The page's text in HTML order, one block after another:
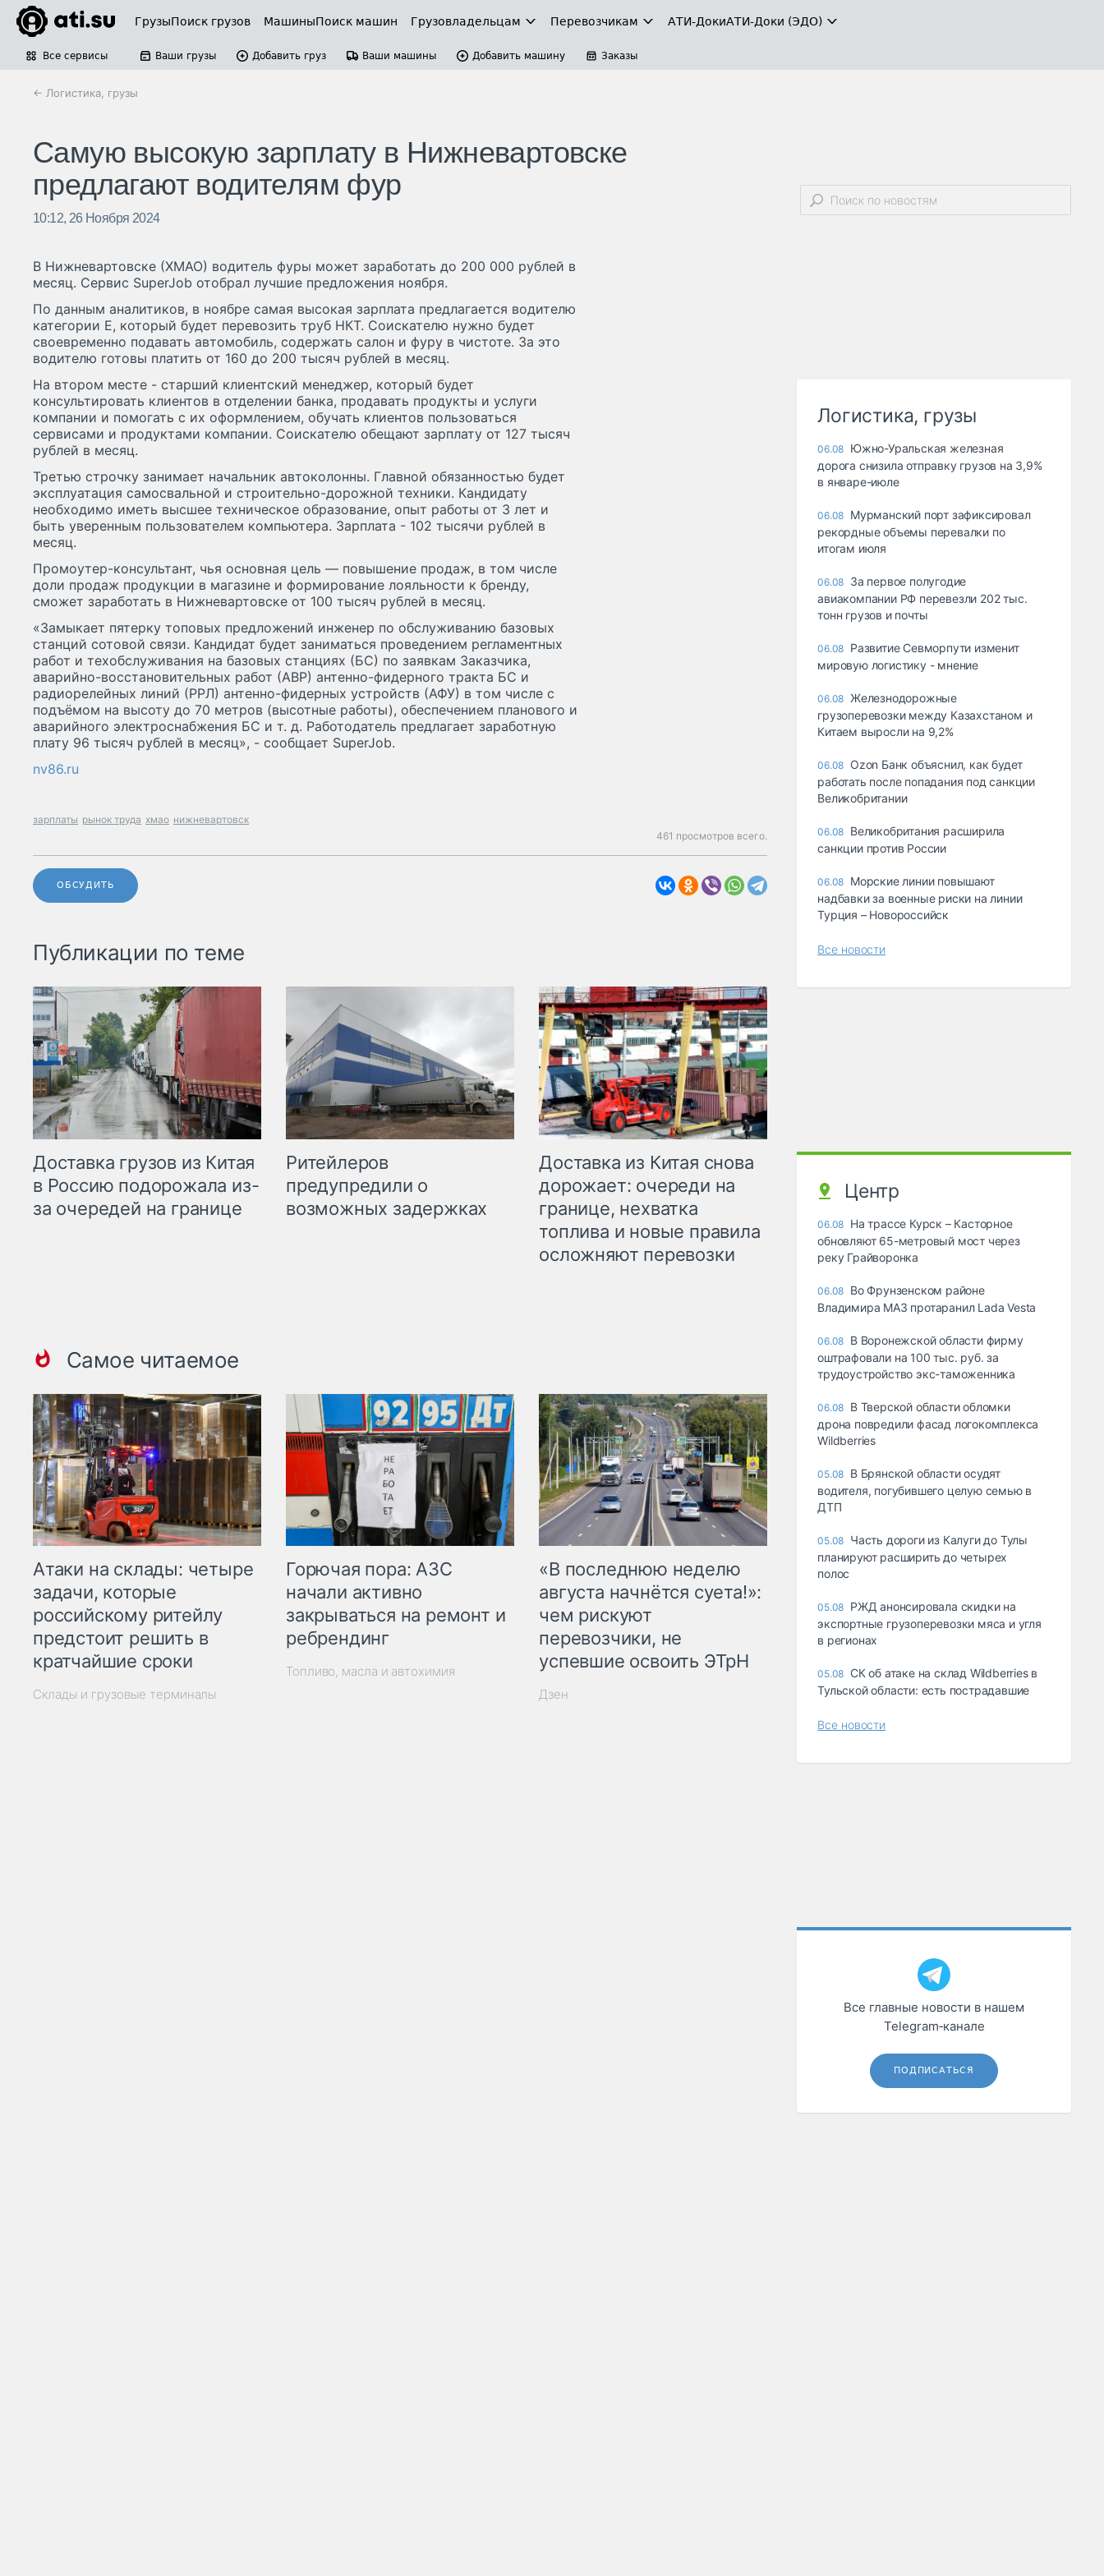
ГрузыПоиск грузов МашиныПоиск машин Грузовладельцам Перевозчикам АТИ-ДокиАТИ-Доки (ЭДО)
Все сервисы Ваши грузы Добавить груз Ваши машины Добавить машину Заказы
← Логистика, грузы
Самую высокую зарплату в Нижневартовске
предлагают водителям фур
10:12, 26 Ноября 2024
В Нижневартовске (ХМАО) водитель фуры может заработать до 200 000 рублей в
месяц. Сервис SuperJob отобрал лучшие предложения ноября.
По данным аналитиков, в ноябре самая высокая зарплата предлагается водителю
категории Е, который будет перевозить труб НКТ. Соискателю нужно будет
своевременно подавать автомобиль, содержать салон и фуру в чистоте. За это
водителю готовы платить от 160 до 200 тысяч рублей в месяц.
На втором месте - старший клиентский менеджер, который будет
консультировать клиентов в отделении банка, продавать продукты и услуги
компании и помогать с их оформлением, обучать клиентов пользоваться
сервисами и продуктами компании. Соискателю обещают зарплату от 127 тысяч
рублей в месяц.
Третью строчку занимает начальник автоколонны. Главной обязанностью будет
эксплуатация самосвальной и строительно-дорожной техники. Кандидату
необходимо иметь высшее техническое образование, опыт работы от 3 лет и
быть уверенным пользователем компьютера. Зарплата - 102 тысячи рублей в
месяц.
Промоутер-консультант, чья основная цель — повышение продаж, в том числе
доли продаж продукции в магазине и формирование лояльности к бренду,
сможет заработать в Нижневартовске от 100 тысяч рублей в месяц.
«Замыкает пятерку топовых предложений инженер по обслуживанию базовых
станций сотовой связи. Кандидат будет заниматься проведением регламентных
работ и техобслуживания на базовых станциях (БС) по заявкам Заказчика,
аварийно-восстановительных работ (АВР) антенно-фидерного тракта БС и
радиорелейных линий (РРЛ) антенно-фидерных устройств (АФУ) в том числе с
подъёмом на высоту до 70 метров (высотные работы), обеспечением планового и
аварийного электроснабжения БС и т. д. Работодатель предлагает заработную
плату 96 тысяч рублей в месяц», - сообщает SuperJob.
nv86.ru
зарплаты рынок труда хмао нижневартовск
461 просмотров всего.
ОБСУДИТЬ
Публикации по теме
Доставка грузов из Китая
в Россию подорожала из-
за очередей на границе
Ритейлеров
предупредили о
возможных задержках
Доставка из Китая снова
дорожает: очереди на
границе, нехватка
топлива и новые правила
осложняют перевозки
Самое читаемое
Атаки на склады: четыре
задачи, которые
российскому ритейлу
предстоит решить в
кратчайшие сроки
Склады и грузовые терминалы
Горючая пора: АЗС
начали активно
закрываться на ремонт и
ребрендинг
Топливо, масла и автохимия
«В последнюю неделю
августа начнётся суета!»:
чем рискуют
перевозчики, не
успевшие освоить ЭТрН
Дзен
Логистика, грузы
06.08 Южно-Уральская железная
дорога снизила отправку грузов на 3,9%
в январе-июле
06.08 Мурманский порт зафиксировал
рекордные объемы перевалки по
итогам июля
06.08 За первое полугодие
авиакомпании РФ перевезли 202 тыс.
тонн грузов и почты
06.08 Развитие Севморпути изменит
мировую логистику - мнение
06.08 Железнодорожные
грузоперевозки между Казахстаном и
Китаем выросли на 9,2%
06.08 Ozon Банк объяснил, как будет
работать после попадания под санкции
Великобритании
06.08 Великобритания расширила
санкции против России
06.08 Морские линии повышают
надбавки за военные риски на линии
Турция – Новороссийск
Все новости
Центр
06.08 На трассе Курск – Касторное
обновляют 65-метровый мост через
реку Грайворонка
06.08 Во Фрунзенском районе
Владимира МАЗ протаранил Lada Vesta
06.08 В Воронежской области фирму
оштрафовали на 100 тыс. руб. за
трудоустройство экс-таможенника
06.08 В Тверской области обломки
дрона повредили фасад логокомплекса
Wildberries
05.08 В Брянской области осудят
водителя, погубившего целую семью в
ДТП
05.08 Часть дороги из Калуги до Тулы
планируют расширить до четырех
полос
05.08 РЖД анонсировала скидки на
экспортные грузоперевозки мяса и угля
в регионах
05.08 СК об атаке на склад Wildberries в
Тульской области: есть пострадавшие
Все новости
Все главные новости в нашем
Telegram‑канале
ПОДПИСАТЬСЯ